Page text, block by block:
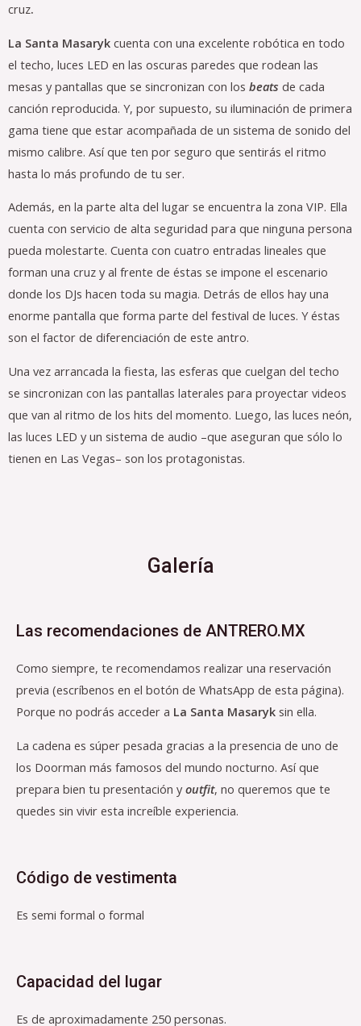
cruz.
La Santa Masaryk cuenta con una excelente robótica en todo
el techo, luces LED en las oscuras paredes que rodean las
mesas y pantallas que se sincronizan con los beats de cada
canción reproducida. Y, por supuesto, su iluminación de primera
gama tiene que estar acompañada de un sistema de sonido del
mismo calibre. Así que ten por seguro que sentirás el ritmo
hasta lo más profundo de tu ser.
Además, en la parte alta del lugar se encuentra la zona VIP. Ella
cuenta con servicio de alta seguridad para que ninguna persona
pueda molestarte. Cuenta con cuatro entradas lineales que
forman una cruz y al frente de éstas se impone el escenario
donde los DJs hacen toda su magia. Detrás de ellos hay una
enorme pantalla que forma parte del festival de luces. Y éstas
son el factor de diferenciación de este antro.
Una vez arrancada la fiesta, las esferas que cuelgan del techo
se sincronizan con las pantallas laterales para proyectar videos
que van al ritmo de los hits del momento. Luego, las luces neón,
las luces LED y un sistema de audio –que aseguran que sólo lo
tienen en Las Vegas– son los protagonistas.
Galería
Las recomendaciones de ANTRERO.MX
Como siempre, te recomendamos realizar una reservación
previa (escríbenos en el botón de WhatsApp de esta página).
Porque no podrás acceder a La Santa Masaryk sin ella.
La cadena es súper pesada gracias a la presencia de uno de
los Doorman más famosos del mundo nocturno. Así que
prepara bien tu presentación y outfit, no queremos que te
quedes sin vivir esta increíble experiencia.
Código de vestimenta
Es semi formal o formal
Capacidad del lugar
Es de aproximadamente 250 personas.